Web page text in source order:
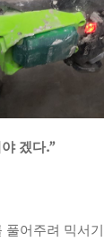
겠다.”
어주려 믹서기